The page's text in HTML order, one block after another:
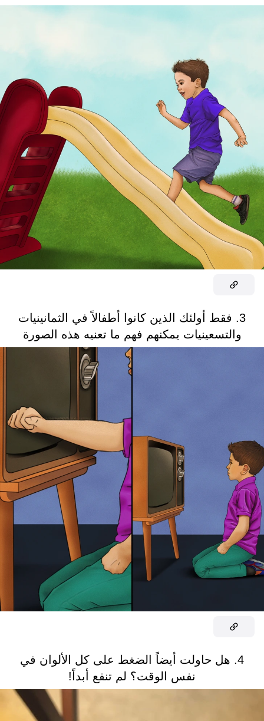
3. فقط أولئك الذين كانوا أطفالاً في الثمانينيات
والتسعينيات يمكنهم فهم ما تعنيه هذه الصورة
4. هل حاولت أيضاً الضغط على كل الألوان في
نفس الوقت؟ لم تنفع أبداً!